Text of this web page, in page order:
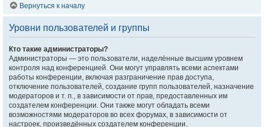
Вернуться к началу
Уровни пользователей и группы
Кто такие администраторы?
Администраторы — это пользователи, наделённые высшим уровнем
контроля над конференцией. Они могут управлять всеми аспектами
работы конференции, включая разграничение прав доступа,
отключение пользователей, создание групп пользователей, назначение
модераторов и т. п., в зависимости от прав, предоставленных им
создателем конференции. Они также могут обладать всеми
возможностями модераторов во всех форумах, в зависимости от
настроек, произведённых создателем конференции.